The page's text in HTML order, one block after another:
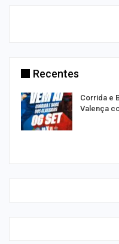
Recentes
Corrida e
Valença